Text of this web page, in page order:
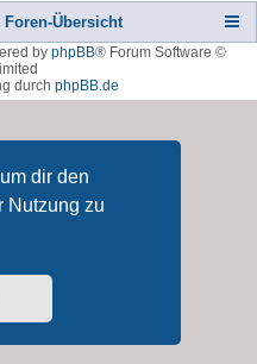
dir den
Nutzung zu
Foren-Übersicht
by phpBB® Forum Software ©
durch phpBB.de